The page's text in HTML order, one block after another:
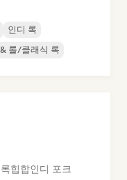
인디 록
롤/클래식 록
힙합인디 포크